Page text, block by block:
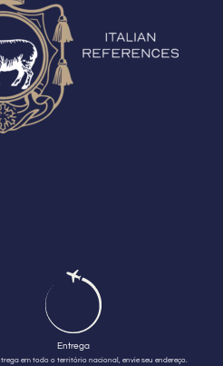
Entrega
em todo o território nacional, envie seu endereço.